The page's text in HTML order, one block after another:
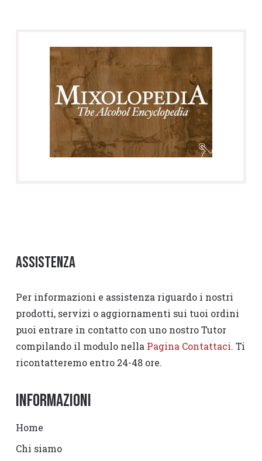
Assistenza
Per informazioni e assistenza riguardo i nostri
prodotti, servizi o aggiornamenti sui tuoi ordini
puoi entrare in contatto con uno nostro Tutor
compilando il modulo nella Pagina Contattaci. Ti
ricontatteremo entro 24-48 ore.
Informazioni
Home
Chi siamo